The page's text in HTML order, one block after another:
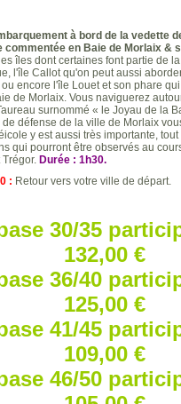
à bord de la vedette
commentée en Baie de Morlaix &
îles dont certaines font partie de
l'île Callot qu'on peut aussi
encore l'île Louet et son phare
de Morlaix. Vous naviguerez
surnommé « le Joyau de la
défense de la ville de Morlaix
y est aussi très importante,
qui pourront être observés au
Durée : 1h30.
: Retour vers votre ville de départ.
30/35
132,00 €
36/40
125,00 €
41/45
109,00 €
46/50